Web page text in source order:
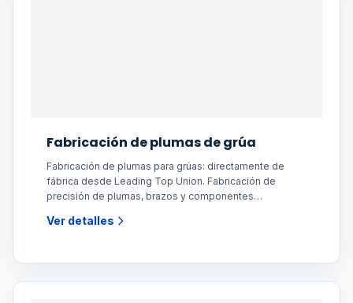
Fabricación de plumas de grúa
Fabricación de plumas para grúas: directamente de
fábrica desde Leading Top Union. Fabricación de
precisión de plumas, brazos y componentes
Ver detalles